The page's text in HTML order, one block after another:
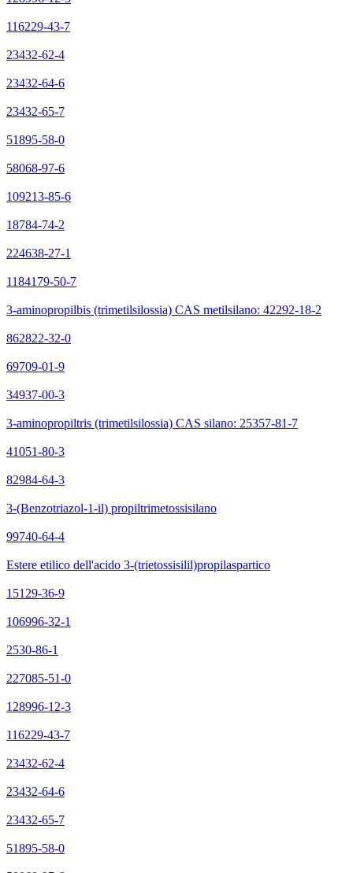
116229-43-7
23432-62-4
23432-64-6
23432-65-7
51895-58-0
58068-97-6
109213-85-6
18784-74-2
224638-27-1
1184179-50-7
3-aminopropilbis (trimetilsilossia) CAS metilsilano: 42292-18-2
862822-32-0
69709-01-9
34937-00-3
3-aminopropiltris (trimetilsilossia) CAS silano: 25357-81-7
41051-80-3
82984-64-3
3-(Benzotriazol-1-il) propiltrimetossisilano
99740-64-4
Estere etilico dell'acido 3-(trietossisilil)propilaspartico
15129-36-9
106996-32-1
2530-86-1
227085-51-0
128996-12-3
116229-43-7
23432-62-4
23432-64-6
23432-65-7
51895-58-0